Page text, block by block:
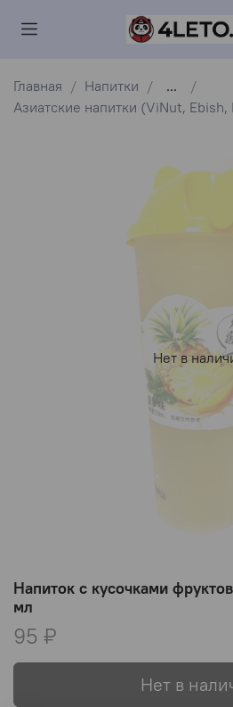
Главная Напитки
...
Азиатские напитки (ViNut, Ebish,
Нет в
Напиток с кусочками
мл
95 ₽
Нет в